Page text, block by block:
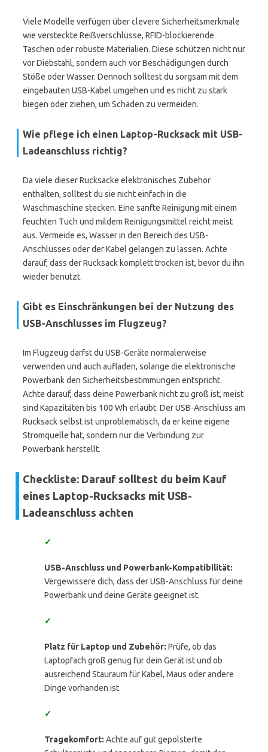
Viele Modelle verfügen über clevere Sicherheitsmerkmale
wie versteckte Reißverschlüsse, RFID-blockierende
Taschen oder robuste Materialien. Diese schützen nicht nur
vor Diebstahl, sondern auch vor Beschädigungen durch
Stöße oder Wasser. Dennoch solltest du sorgsam mit dem
eingebauten USB-Kabel umgehen und es nicht zu stark
biegen oder ziehen, um Schäden zu vermeiden.
Wie pflege ich einen Laptop-Rucksack mit USB-
Ladeanschluss richtig?
Da viele dieser Rucksäcke elektronisches Zubehör
enthalten, solltest du sie nicht einfach in die
Waschmaschine stecken. Eine sanfte Reinigung mit einem
feuchten Tuch und mildem Reinigungsmittel reicht meist
aus. Vermeide es, Wasser in den Bereich des USB-
Anschlusses oder der Kabel gelangen zu lassen. Achte
darauf, dass der Rucksack komplett trocken ist, bevor du ihn
wieder benutzt.
Gibt es Einschränkungen bei der Nutzung des
USB-Anschlusses im Flugzeug?
Im Flugzeug darfst du USB-Geräte normalerweise
verwenden und auch aufladen, solange die elektronische
Powerbank den Sicherheitsbestimmungen entspricht.
Achte darauf, dass deine Powerbank nicht zu groß ist, meist
sind Kapazitäten bis 100 Wh erlaubt. Der USB-Anschluss am
Rucksack selbst ist unproblematisch, da er keine eigene
Stromquelle hat, sondern nur die Verbindung zur
Powerbank herstellt.
Checkliste: Darauf solltest du beim Kauf
eines Laptop-Rucksacks mit USB-
Ladeanschluss achten
✓
USB-Anschluss und Powerbank-Kompatibilität:
Vergewissere dich, dass der USB-Anschluss für deine
Powerbank und deine Geräte geeignet ist.
✓
Platz für Laptop und Zubehör: Prüfe, ob das
Laptopfach groß genug für dein Gerät ist und ob
ausreichend Stauraum für Kabel, Maus oder andere
Dinge vorhanden ist.
✓
Tragekomfort: Achte auf gut gepolsterte